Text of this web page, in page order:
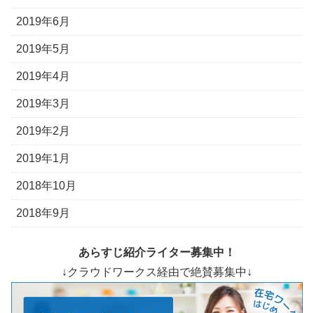
2019年6月
2019年5月
2019年4月
2019年3月
2019年2月
2019年1月
2018年10月
2018年9月
あらすじ紹介ライター募集中！
↓クラウドワークス経由で絶賛募集中↓